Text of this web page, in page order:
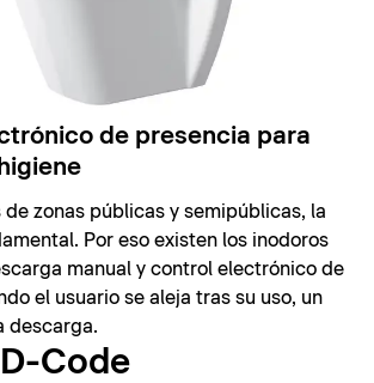
de presencia para
de zonas públicas y semipúblicas, la
Por eso existen los inodoros
manual y control electrónico de
el usuario se aleja tras su uso, un
descarga.
Code